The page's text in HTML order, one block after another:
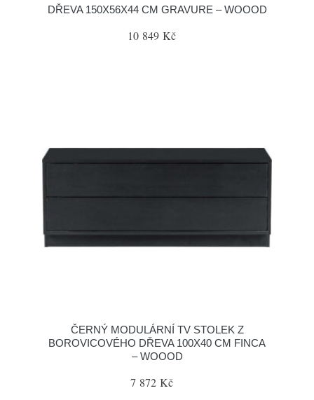
DŘEVA 150X56X44 CM GRAVURE – WOOOD
10 849 Kč
ČERNÝ MODULÁRNÍ TV STOLEK Z
BOROVICOVÉHO DŘEVA 100X40 CM FINCA
– WOOOD
7 872 Kč